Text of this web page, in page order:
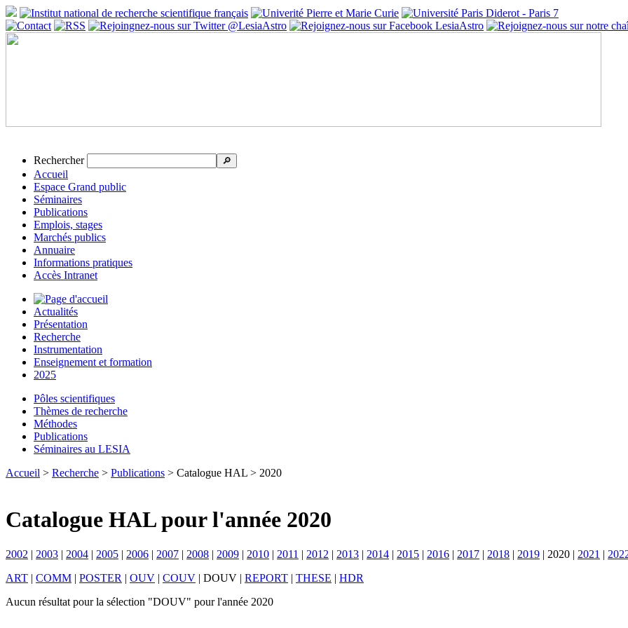
Rechercher 🔎
Accueil
Espace Grand public
Séminaires
Publications
Emplois, stages
Marchés publics
Annuaire
Informations pratiques
Accès Intranet
Actualités
Présentation
Recherche
Instrumentation
Enseignement et formation
2025
Pôles scientifiques
Thèmes de recherche
Méthodes
Publications
Séminaires au LESIA
Accueil > Recherche > Publications > Catalogue HAL > 2020
Catalogue HAL pour l'année 2020
2002 | 2003 | 2004 | 2005 | 2006 | 2007 | 2008 | 2009 | 2010 | 2011 | 2012 | 2013 | 2014 | 2015 | 2016 | 2017 | 2018 | 2019 | 2020 | 2021 |
ART | COMM | POSTER | OUV | COUV | DOUV | REPORT | THESE | HDR
Aucun résultat pour la sélection "DOUV" pour l'année 2020